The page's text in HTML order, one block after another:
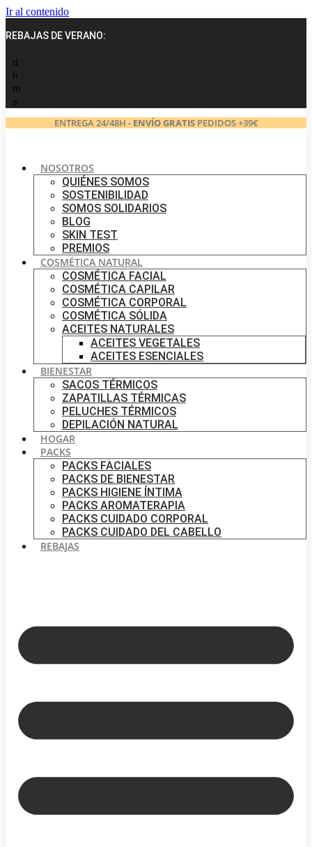
Ir al contenido
REBAJAS DE VERANO:
d :
h :
m :
s
ENTREGA 24/48H - ENVÍO GRATISPEDIDOS +39€
NOSOTROS
QUIÉNES SOMOS
SOSTENIBILIDAD
SOMOS SOLIDARIOS
BLOG
SKIN TEST
PREMIOS
COSMÉTICA NATURAL
COSMÉTICA FACIAL
COSMÉTICA CAPILAR
COSMÉTICA CORPORAL
COSMÉTICA SÓLIDA
ACEITES NATURALES
ACEITES VEGETALES
ACEITES ESENCIALES
BIENESTAR
SACOS TÉRMICOS
ZAPATILLAS TÉRMICAS
PELUCHES TÉRMICOS
DEPILACIÓN NATURAL
HOGAR
PACKS
PACKS FACIALES
PACKS DE BIENESTAR
PACKS HIGIENE ÍNTIMA
PACKS AROMATERAPIA
PACKS CUIDADO CORPORAL
PACKS CUIDADO DEL CABELLO
REBAJAS